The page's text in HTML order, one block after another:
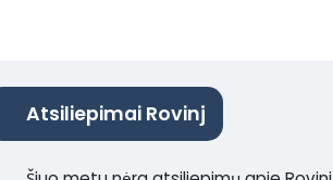
Atsiliepimai Rovinj